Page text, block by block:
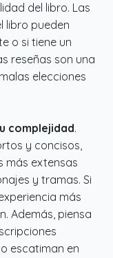
del libro. Las
libro pueden
o si tiene un
reseñas son una
elecciones
complejidad.
y concisos,
más extensas
y tramas. Si
más
Además, piensa
escatiman en